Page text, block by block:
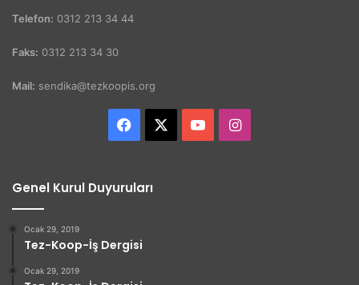
Telefon: 0312 213 34 44
Faks: 0312 213 34 30
Mail: sendika@tezkoopis.org
Facebook YouTubeInstagram
Genel Kurul Duyuruları
Ocak 29, 2019
Tez-Koop-İş Dergisi
Ocak 29, 2019